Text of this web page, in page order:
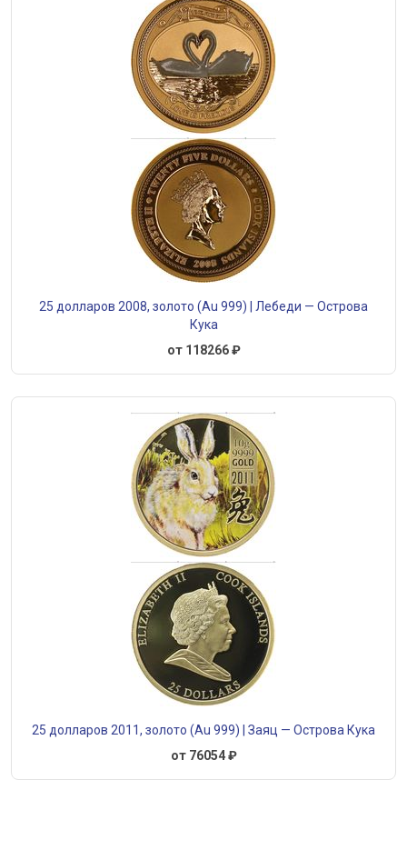
25 долларов 2008, золото (Au 999) | Лебеди — Острова
Кука
от 118266 ₽
25 долларов 2011, золото (Au 999) | Заяц — Острова Кука
от 76054 ₽